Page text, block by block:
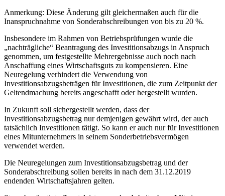
Anmerkung: Diese Änderung gilt gleichermaßen auch für die
Inanspruchnahme von Sonderabschreibungen von bis zu 20 %.
Insbesondere im Rahmen von Betriebsprüfungen wurde die
„nachträgliche“ Beantragung des Investitionsabzugs in Anspruch
genommen, um festgestellte Mehrergebnisse auch noch nach
Anschaffung eines Wirtschaftsguts zu kompensieren. Eine
Neuregelung verhindert die Verwendung von
Investitionsabzugsbeträgen für Investitionen, die zum Zeitpunkt der
Geltendmachung bereits angeschafft oder hergestellt wurden.
In Zukunft soll sichergestellt werden, dass der
Investitionsabzugsbetrag nur demjenigen gewährt wird, der auch
tatsächlich Investitionen tätigt. So kann er auch nur für Investitionen
eines Mitunternehmers in seinem Sonderbetriebsvermögen
verwendet werden.
Die Neuregelungen zum Investitionsabzugsbetrag und der
Sonderabschreibung sollen bereits in nach dem 31.12.2019
endenden Wirtschaftsjahren gelten.